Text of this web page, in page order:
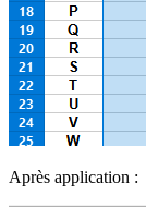
Après application :